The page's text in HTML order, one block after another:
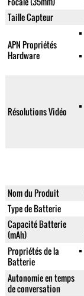
Taille Capteur
APN Propriétés
Hardware
Résolutions Vidéo
Nom du Produit
Type de Batterie
Capacité Batterie
(mAh)
Propriétés de la
Batterie
Autonomie en temps
de conversation